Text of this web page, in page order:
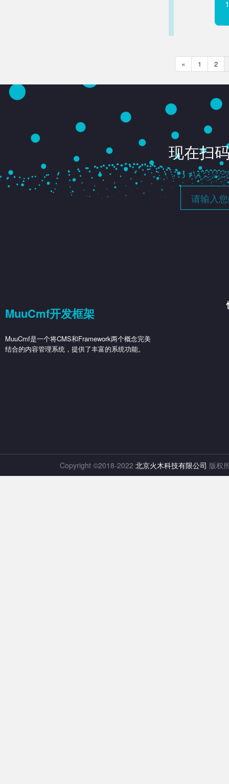
« 1 2
现在扫
MuuCmf开发框架
MuuCmf是一个将CMS和Framework两个概念完美
结合的内容管理系统，提供了丰富的系统功能。
Copyright ©2018-2022 北京火木科技有限公司 版权